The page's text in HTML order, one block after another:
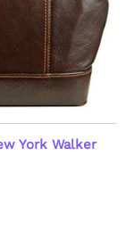
York Walker